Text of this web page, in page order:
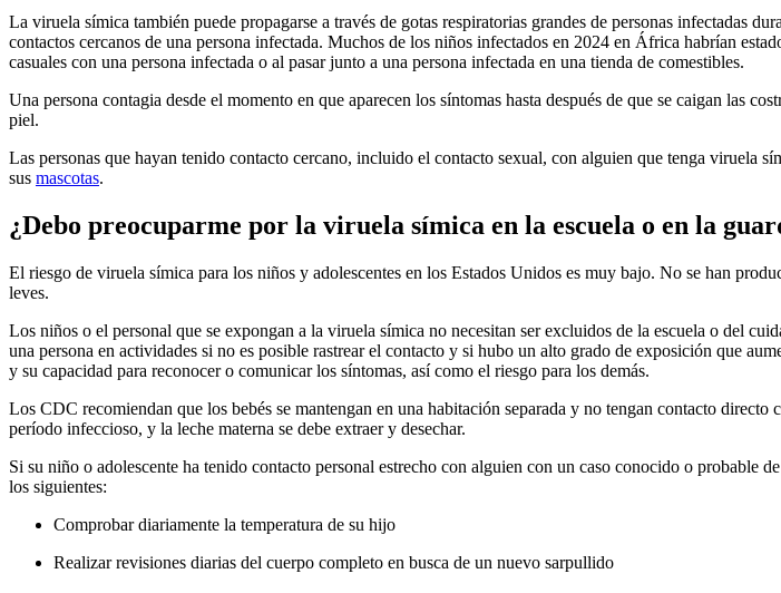
La viruela símica también puede propagarse a través de gotas respiratorias grandes de personas infectadas
contactos cercanos de una persona infectada. Muchos de los niños infectados en 2024 en África habrían
casuales con una persona infectada o al pasar junto a una persona infectada en una tienda de comestibles.
Una persona contagia desde el momento en que aparecen los síntomas hasta después de que se caigan las
piel.
Las personas que hayan tenido contacto cercano, incluido el contacto sexual, con alguien que tenga viruela
sus mascotas.
¿Debo preocuparme por la viruela símica en la escuela o en la
El riesgo de viruela símica para los niños y adolescentes en los Estados Unidos es muy bajo. No se han
leves.
Los niños o el personal que se expongan a la viruela símica no necesitan ser excluidos de la escuela o del
una persona en actividades si no es posible rastrear el contacto y si hubo un alto grado de exposición que
y su capacidad para reconocer o comunicar los síntomas, así como el riesgo para los demás.
Los CDC recomiendan que los bebés se mantengan en una habitación separada y no tengan contacto
período infeccioso, y la leche materna se debe extraer y desechar.
Si su niño o adolescente ha tenido contacto personal estrecho con alguien con un caso conocido o
los siguientes:
Comprobar diariamente la temperatura de su hijo
Realizar revisiones diarias del cuerpo completo en busca de un nuevo sarpullido